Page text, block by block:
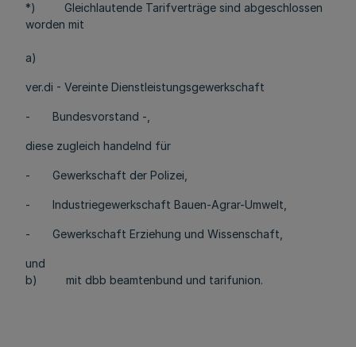
*) Gleichlautende Tarifverträge sind abgeschlossen
worden mit
a)
ver.di - Vereinte Dienstleistungsgewerkschaft
- Bundesvorstand -,
diese zugleich handelnd für
- Gewerkschaft der Polizei,
- Industriegewerkschaft Bauen-Agrar-Umwelt,
- Gewerkschaft Erziehung und Wissenschaft,
und
b) mit dbb beamtenbund und tarifunion.